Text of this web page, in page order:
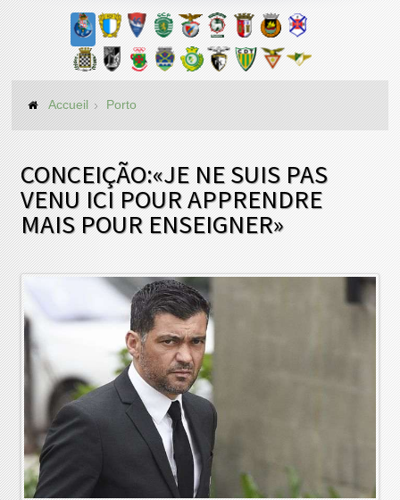
Accueil Porto
CONCEIÇÃO:«JE NE SUIS PAS
VENU ICI POUR APPRENDRE
MAIS POUR ENSEIGNER»